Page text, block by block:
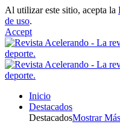
Al utilizar este sitio, acepta la
de uso.
Accept
Inicio
Destacados
DestacadosMostrar Más